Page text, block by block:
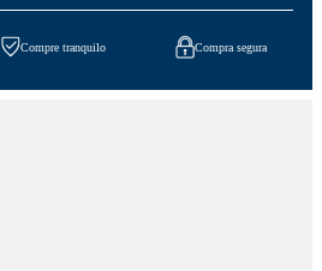
Compre tranquilo Compra segura